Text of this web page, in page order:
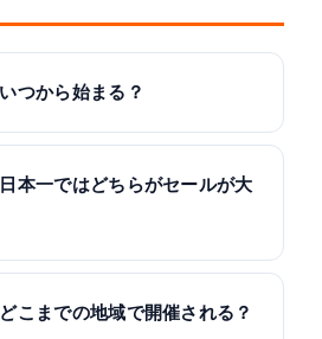
つから始まる？
本一ではどちらがセールが大
こまでの地域で開催される？